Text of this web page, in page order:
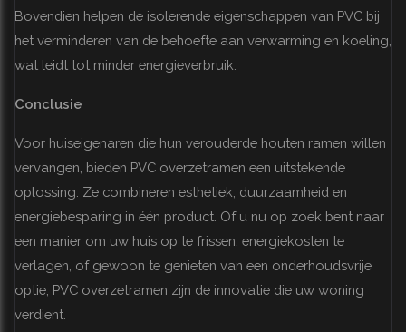
Bovendien helpen de isolerende eigenschappen van PVC bij
het verminderen van de behoefte aan verwarming en koeling,
wat leidt tot minder energieverbruik.
Conclusie
Voor huiseigenaren die hun verouderde houten ramen willen
vervangen, bieden PVC overzetramen een uitstekende
oplossing. Ze combineren esthetiek, duurzaamheid en
energiebesparing in één product. Of u nu op zoek bent naar
een manier om uw huis op te frissen, energiekosten te
verlagen, of gewoon te genieten van een onderhoudsvrije
optie, PVC overzetramen zijn de innovatie die uw woning
verdient.